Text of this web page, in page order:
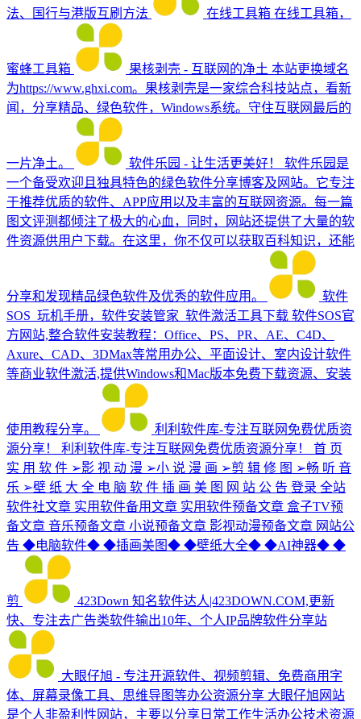
法、国行与港版互刷方法 在线工具箱 在线工具箱，
蜜蜂工具箱 果核剥壳 - 互联网的净土 本站更换域名
为https://www.ghxi.com。果核剥壳是一家综合科技站点，看新
闻，分享精品、绿色软件，Windows系统。守住互联网最后的
一片净土。 软件乐园 - 让生活更美好！
软件乐园是
一个备受欢迎且独具特色的绿色软件分享博客及网站。它专注
于推荐优质的软件、APP应用以及丰富的互联网资源。每一篇
图文评测都倾注了极大的心血，同时，网站还提供了大量的软
件资源供用户下载。在这里，你不仅可以获取百科知识，还能
分享和发现精品绿色软件及优秀的软件应用。
软件
SOS_玩机手册，软件安装管家_软件激活工具下载 软件SOS官
方网站,整合软件安装教程：Office、PS、PR、AE、C4D、
Axure、CAD、3DMax等常用办公、平面设计、室内设计软件
等商业软件激活,提供Windows和Mac版本免费下载资源、安装
使用教程分享。
利利软件库-专注互联网免费优质资
源分享！
利利软件库-专注互联网免费优质资源分享！ 首 页
实 用 软 件 ➢影 视 动 漫 ➢小 说 漫 画 ➢剪 辑 修 图 ➢畅 听 音
乐 ➢壁 纸 大 全 电 脑 软 件 插 画 美 图 网 站 公 告 登录 全站
软件社文章 实用软件备用文章 实用软件预备文章 盒子TV预
备文章 音乐预备文章 小说预备文章 影视动漫预备文章 网站公
告 ◆电脑软件◆ ◆插画美图◆ ◆壁纸大全◆ ◆AI神器◆ ◆
剪 423Down 知名软件达人|423DOWN.COM,更新
快、专注去广告类软件输出10年、个人IP品牌软件分享站
大眼仔旭 - 专注开源软件、视频剪辑、免费商用字
体、屏幕录像工具、思维导图等办公资源分享 大眼仔旭网站
是个人非盈利性网站，主要以分享日常工作生活办公技术资源